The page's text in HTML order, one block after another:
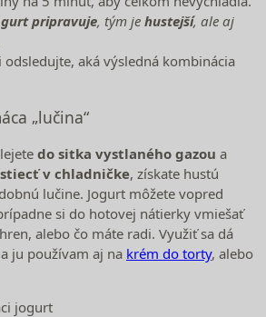
pripravuje, tým je hustejší, ale aj
odsledujte, aká výsledná kombinácia
„lučina“
do sitka vystlaného gazou a
stiecť v chladničke, získate hustú
lučine. Jogurt môžete vopred
si do hotovej nátierky vmiešať
alebo čo máte radi. Využiť sa dá
ju používam aj na krém do torty, alebo